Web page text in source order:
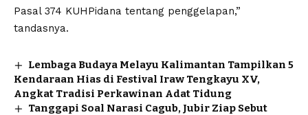
Pasal 374 KUHPidana tentang penggelapan,”
tandasnya.
Lembaga Budaya Melayu Kalimantan Tampilkan 5
Kendaraan Hias di Festival Iraw Tengkayu XV,
Angkat Tradisi Perkawinan Adat Tidung
Tanggapi Soal Narasi Cagub, Jubir Ziap Sebut